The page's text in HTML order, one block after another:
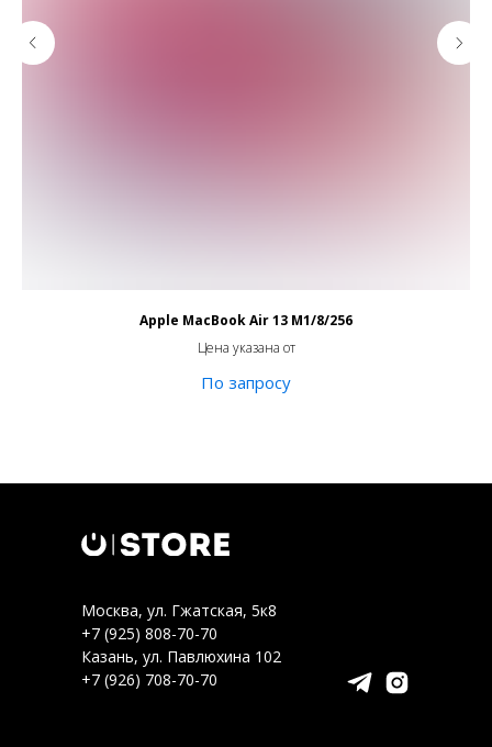
Apple MacBook Air 13 M1/8/256
Цена указана от
Москва, ул. Гжатская, 5к8
+7 (925) 808-70-70
Казань, ул. Павлюхина 102
+7 (926) 708-70-70